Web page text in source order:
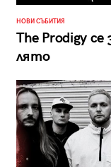
НОВИ СЪБИТИЯ
The Prodigy
лято